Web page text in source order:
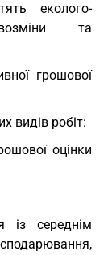
еколого-
та
грошової
видів робіт:
оцінки
із середнім